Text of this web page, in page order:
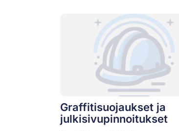
Graffitisuojaukset ja
julkisivupinnoitukset